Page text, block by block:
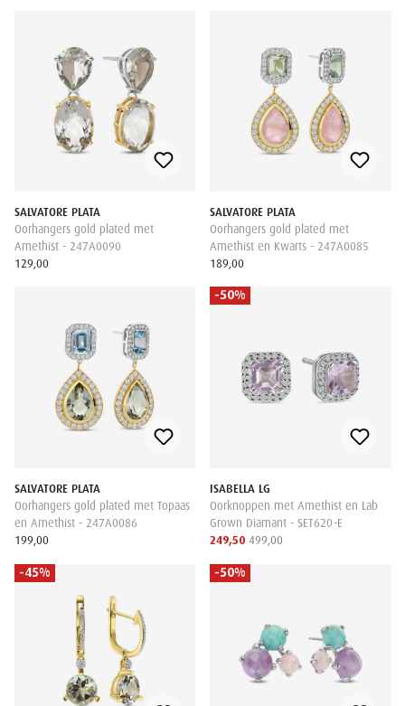
SALVATORE PLATA
Oorhangers gold plated met
Amethist - 247A0090
129,00
SALVATORE PLATA
Oorhangers gold plated met
Amethist en Kwarts - 247A0085
189,00
SALVATORE PLATA
Oorhangers gold plated met Topaas
en Amethist - 247A0086
199,00
-50%
ISABELLA LG
Oorknoppen met Amethist en Lab
Grown Diamant - SET620-E
249,50 499,00
-45% -50%